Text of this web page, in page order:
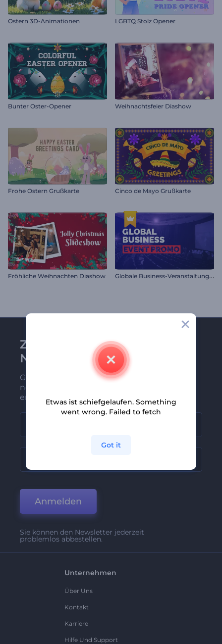
Ostern 3D-Animationen LGBTQ Stolz Opener
Bunter Oster-Opener Weihnachtsfeier Diashow
Frohe Ostern Grußkarte Cinco de Mayo Grußkarte
Fröhliche Weihnachten Diashow G
lobale Business-Veranstaltung Promo
Zu Renderforest-
Newsletter anmelden
Gehören Sie zu den Ersten, die unsere
neuesten Nachrichten und Angebote
erhalten
Anmelden
Sie können den Newsletter jederzeit
problemlos abbestellen.
Unternehmen
Über Uns
Kontakt
Karriere
Hilfe Und Support
Etwas ist schiefgelaufen. Something
went wrong. Failed to fetch
Got it